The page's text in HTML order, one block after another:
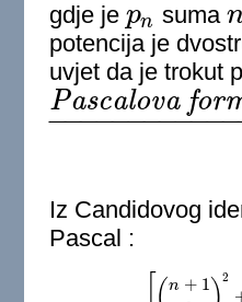
gdje je pn
pn suma n
potencija je
uvjet da je trokut
Pascalova for
−−−−−−−−−−−−
Pascalova formula_
Iz Candidovog
Pascal :
n + 1 2